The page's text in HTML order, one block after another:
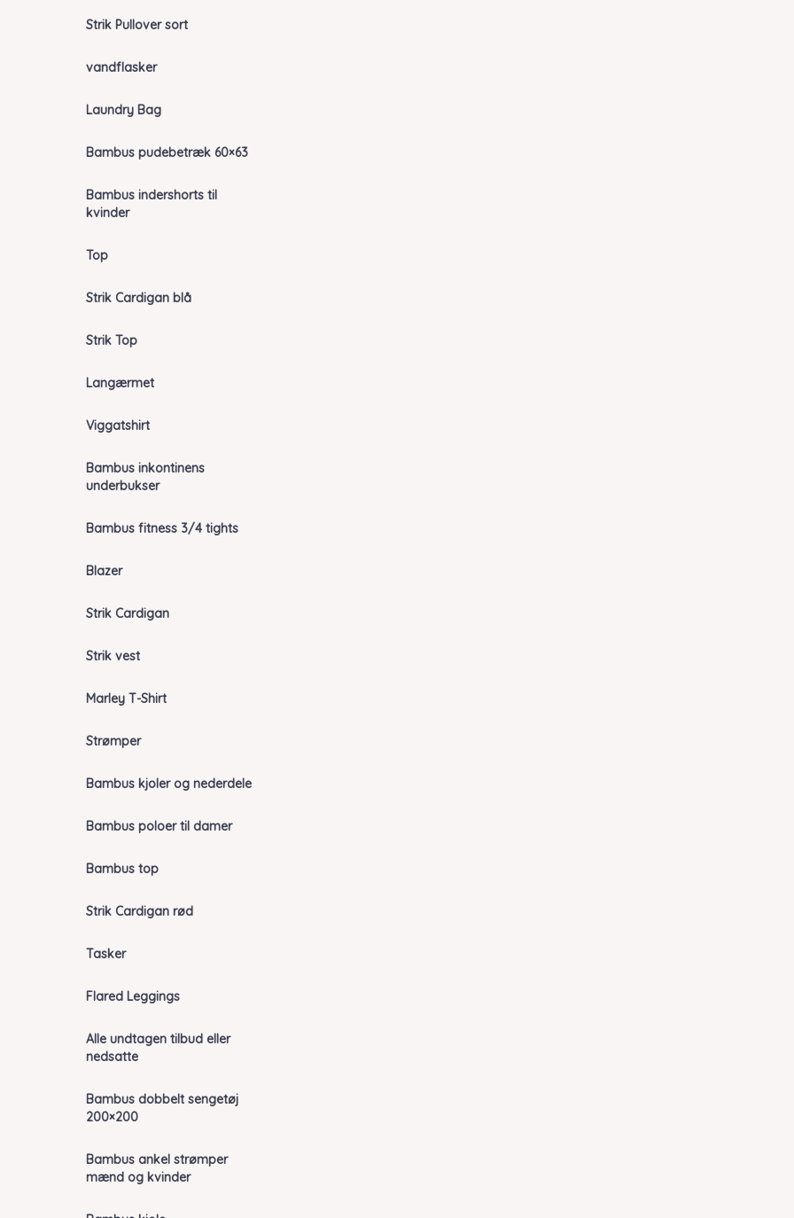
Strik Pullover sort
vandflasker
Laundry Bag
Bambus pudebetræk 60×63
Bambus indershorts til
kvinder
Top
Strik Cardigan blå
Strik Top
Langærmet
Viggatshirt
Bambus inkontinens
underbukser
Bambus fitness 3/4 tights
Blazer
Strik Cardigan
Strik vest
Marley T-Shirt
Strømper
Bambus kjoler og nederdele
Bambus poloer til damer
Bambus top
Strik Cardigan rød
Tasker
Flared Leggings
Alle undtagen tilbud eller
nedsatte
Bambus dobbelt sengetøj
200×200
Bambus ankel strømper
mænd og kvinder